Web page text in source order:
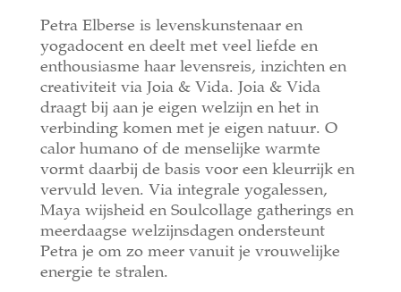
Petra Elberse is levenskunstenaar en
yogadocent en deelt met veel liefde en
enthousiasme haar levensreis, inzichten en
creativiteit via Joia & Vida. Joia & Vida
draagt bij aan je eigen welzijn en het in
verbinding komen met je eigen natuur. O
calor humano of de menselijke warmte
vormt daarbij de basis voor een kleurrijk en
vervuld leven. Via integrale yogalessen,
Maya wijsheid en Soulcollage gatherings en
meerdaagse welzijnsdagen ondersteunt
Petra je om zo meer vanuit je vrouwelijke
energie te stralen.